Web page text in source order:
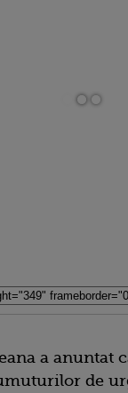
a anuntat
de